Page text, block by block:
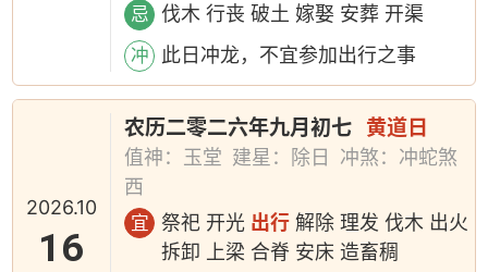
忌 伐木 行丧 破土 嫁娶 安葬 开渠
冲 此日冲龙，不宜参加出行之事
2026.10
16
农历二零二六年九月初七 黄道日
值神：玉堂 建星：除日
冲煞：冲蛇煞
西
宜 祭祀 开光 出行 解除 理发 伐木 出火
拆卸 上梁 合脊 安床 造畜稠